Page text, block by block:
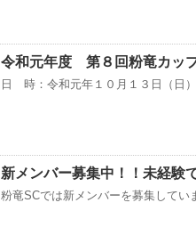
令和元年度 第８回粉竜カッ
日 時：令和元年１０月１３日（日
新メンバー募集中！！未経験
粉竜SCでは新メンバーを募集してい